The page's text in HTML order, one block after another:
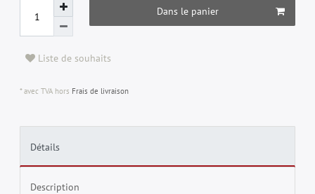
Dans le panier
Liste de souhaits
* avec TVA hors Frais de livraison
Détails
Description